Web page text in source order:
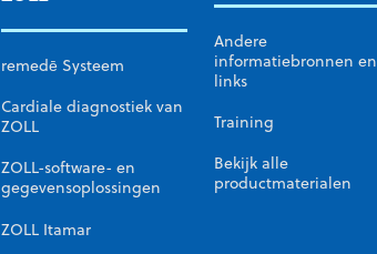
remedē Systeem
Cardiale diagnostiek van
ZOLL
ZOLL-software- en
gegevensoplossingen
ZOLL Itamar
Andere
informatiebronnen en
links
Training
Bekijk alle
productmaterialen